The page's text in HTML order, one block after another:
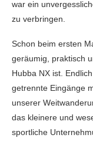
war ein
zu verbringen.
Schon beim ersten
geräumig, praktisch
Hubba NX ist.
getrennte Eingänge
unserer
das kleinere und
sportliche